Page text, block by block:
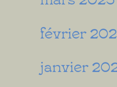
février
janvier